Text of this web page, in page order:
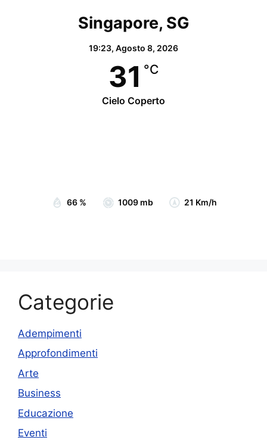
Singapore, SG
19:23, Agosto 8, 2026
31 °C
Cielo Coperto
66 % 1009 mb 21 Km/h
Categorie
Adempimenti
Approfondimenti
Arte
Business
Educazione
Eventi